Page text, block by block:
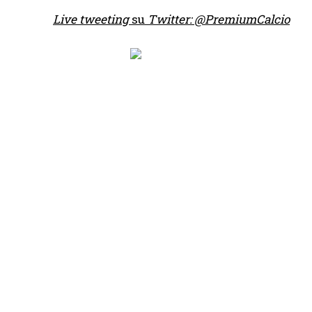
Live tweetingsu Twitter: @PremiumCalcio